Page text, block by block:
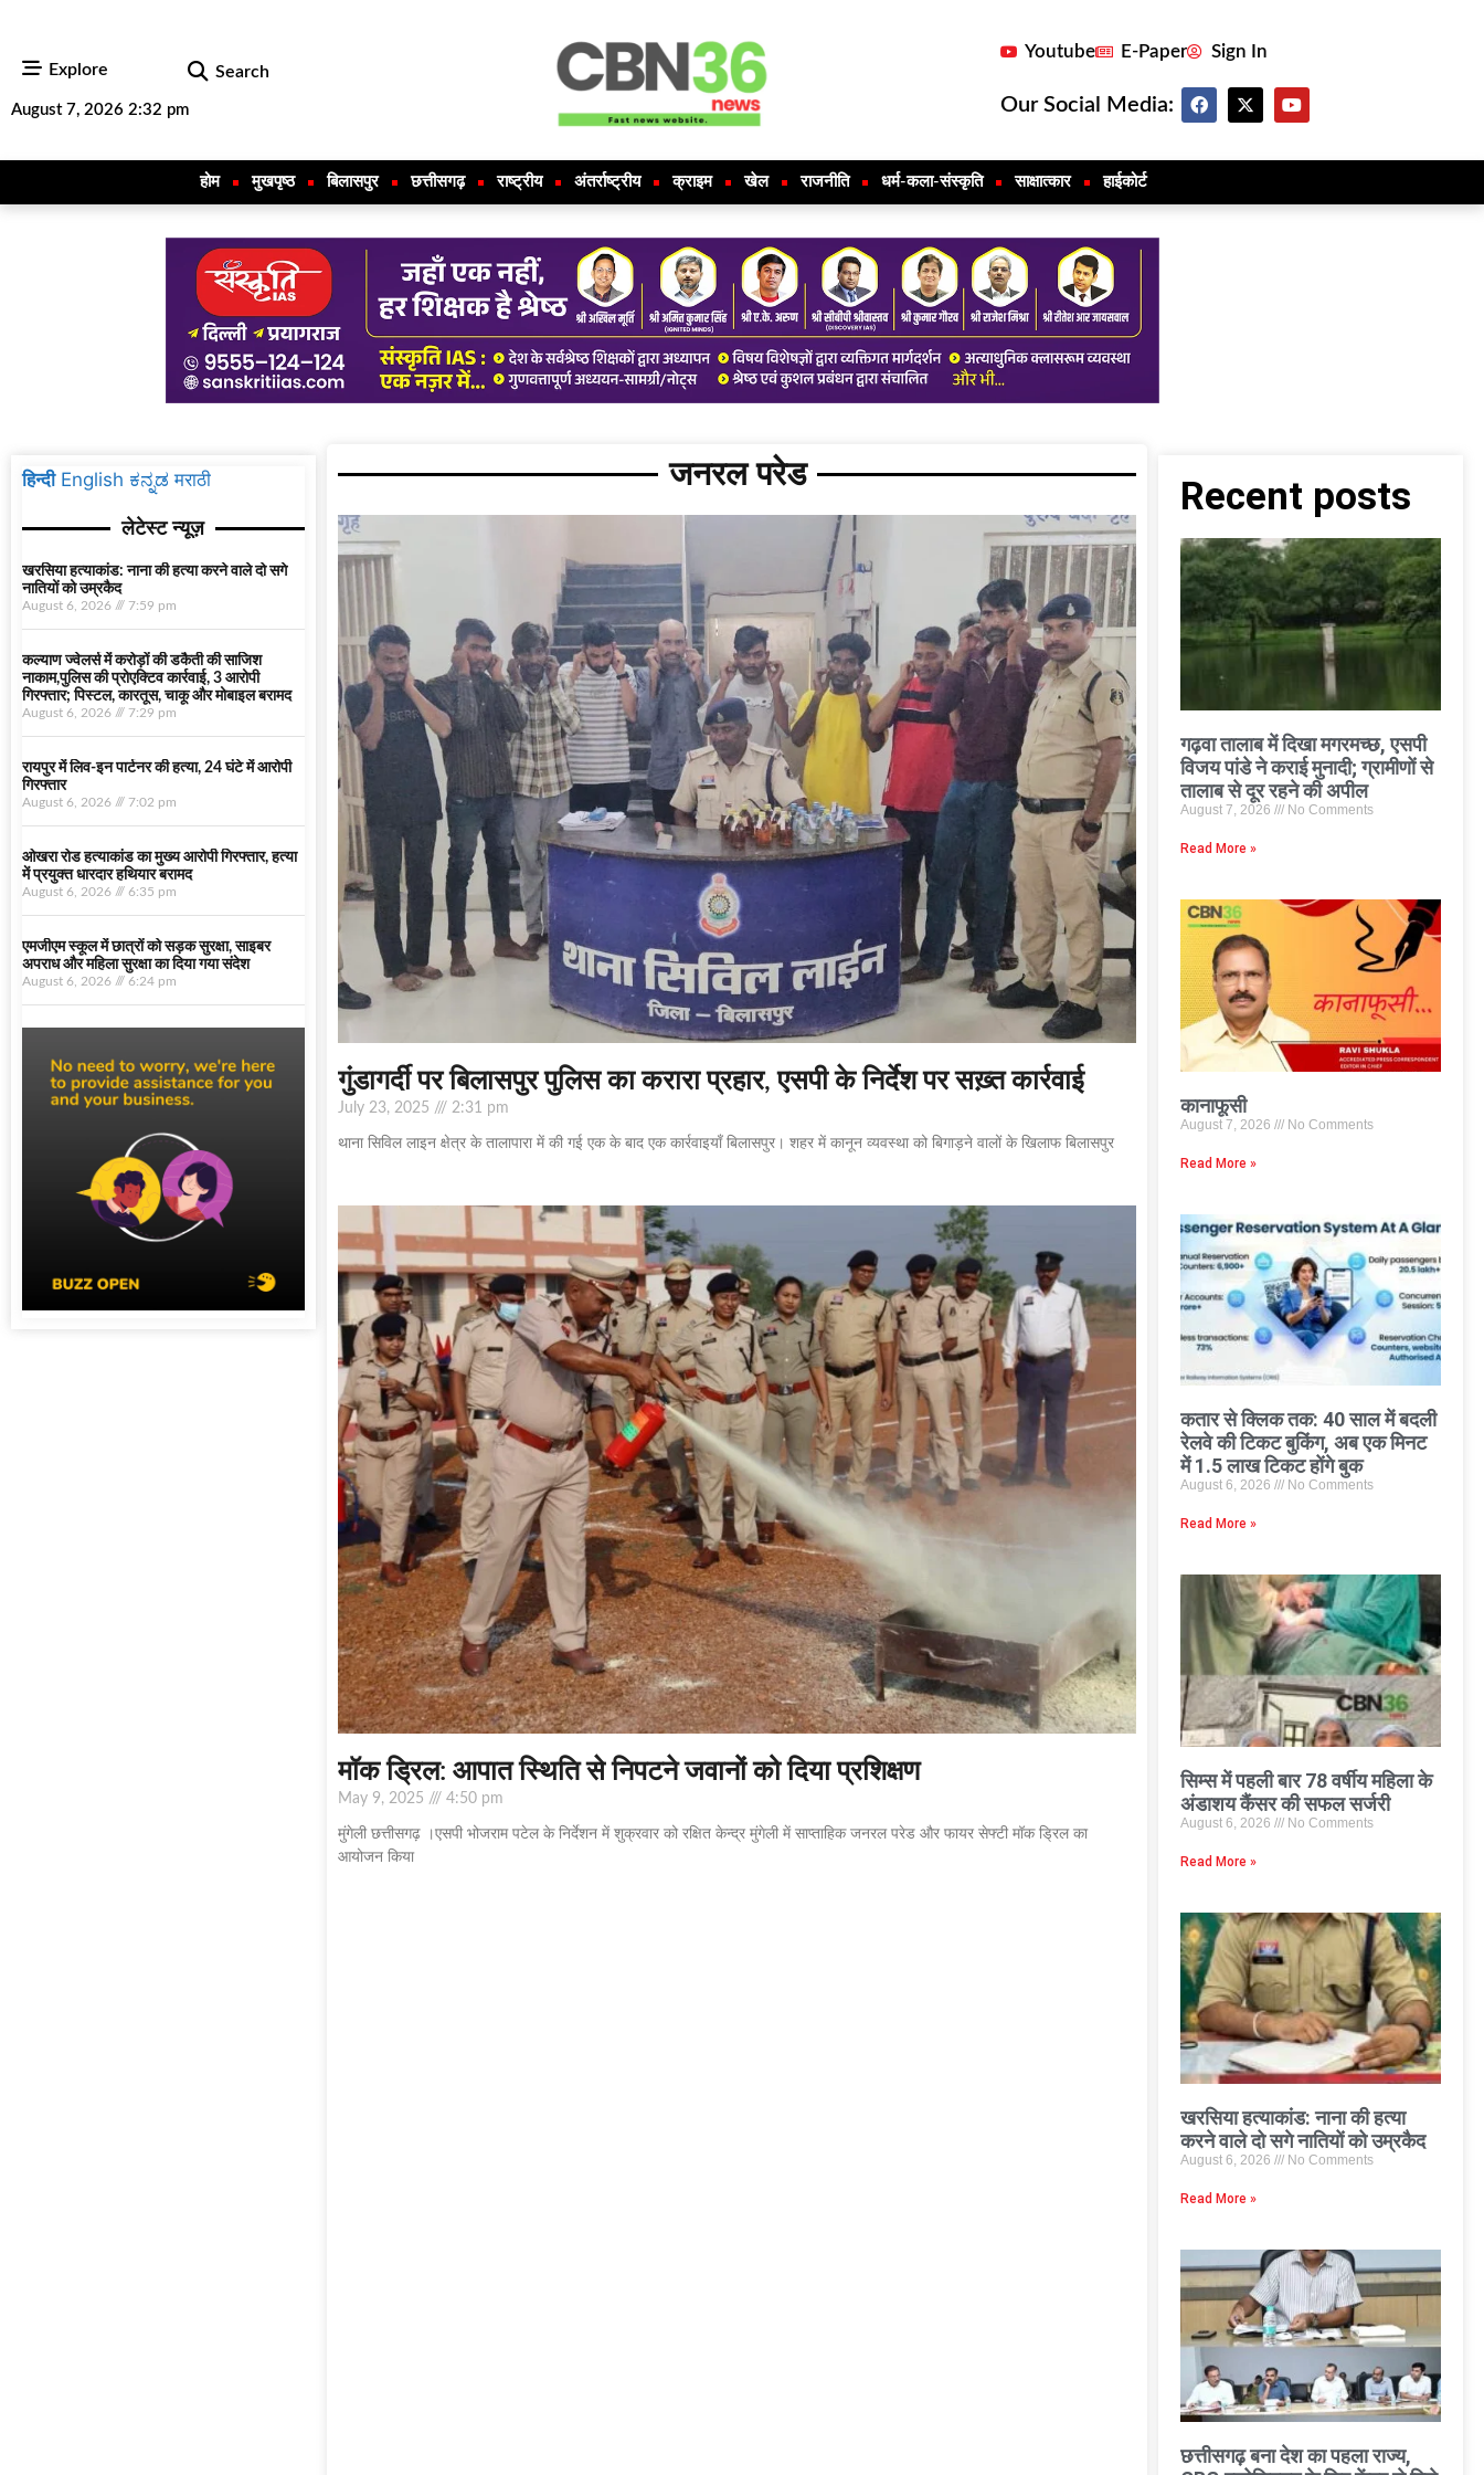
Explore Search
August 7, 2026 2:32 pm
Youtube E-Paper Sign In
Our Social Media:
होम मुखपृष्ठ बिलासपुर छत्तीसगढ़ राष्ट्रीय अंतर्राष्ट्रीय क्राइम खेल राजनीति धर्म-कला-संस्कृति साक्षात्कार हाईकोर्ट
हिन्दी English ಕನ್ನಡ मराठी
लेटेस्ट न्यूज़
खरसिया हत्याकांड: नाना की हत्या करने वाले दो सगे
नातियों को उम्रकैद
August 6, 2026 7:59 pm
कल्याण ज्वेलर्स में करोड़ों की डकैती की साजिश
नाकाम,पुलिस की प्रोएक्टिव कार्रवाई, 3 आरोपी
गिरफ्तार; पिस्टल, कारतूस, चाकू और मोबाइल बरामद
August 6, 2026 7:29 pm
रायपुर में लिव-इन पार्टनर की हत्या, 24 घंटे में आरोपी
गिरफ्तार
August 6, 2026 7:02 pm
ओखरा रोड हत्याकांड का मुख्य आरोपी गिरफ्तार, हत्या
में प्रयुक्त धारदार हथियार बरामद
August 6, 2026 6:35 pm
एमजीएम स्कूल में छात्रों को सड़क सुरक्षा, साइबर
अपराध और महिला सुरक्षा का दिया गया संदेश
August 6, 2026 6:24 pm
जनरल परेड
गुंडागर्दी पर बिलासपुर पुलिस का करारा प्रहार, एसपी के निर्देश पर सख़्त कार्रवाई
July 23, 2025 2:31 pm
थाना सिविल लाइन क्षेत्र के तालापारा में की गई एक के बाद एक कार्रवाइयाँ बिलासपुर। शहर में कानून व्यवस्था को बिगाड़ने वालों के खिलाफ बिलासपुर
मॉक ड्रिल: आपात स्थिति से निपटने जवानों को दिया प्रशिक्षण
May 9, 2025 4:50 pm
मुंगेली छत्तीसगढ़ ।एसपी भोजराम पटेल के निर्देशन में शुक्रवार को रक्षित केन्द्र मुंगेली में साप्ताहिक जनरल परेड और फायर सेफ्टी मॉक ड्रिल का
आयोजन किया
Recent posts
गढ़वा तालाब में दिखा मगरमच्छ, एसपी
विजय पांडे ने कराई मुनादी; ग्रामीणों से
तालाब से दूर रहने की अपील
August 7, 2026 No Comments
Read More »
कानाफूसी
August 7, 2026 No Comments
Read More »
कतार से क्लिक तक: 40 साल में बदली
रेलवे की टिकट बुकिंग, अब एक मिनट
में 1.5 लाख टिकट होंगे बुक
August 6, 2026 No Comments
Read More »
सिम्स में पहली बार 78 वर्षीय महिला के
अंडाशय कैंसर की सफल सर्जरी
August 6, 2026 No Comments
Read More »
खरसिया हत्याकांड: नाना की हत्या
करने वाले दो सगे नातियों को उम्रकैद
August 6, 2026 No Comments
Read More »
छत्तीसगढ़ बना देश का पहला राज्य,